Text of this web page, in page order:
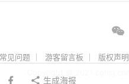
生成海报
常见问题 游客留言板 版权声明